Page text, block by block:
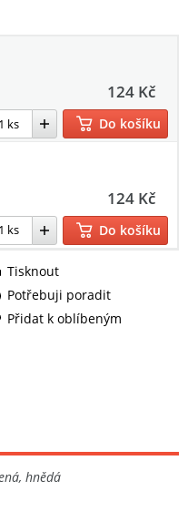
124 Kč
Do košíku
124 Kč
Do košíku
Potřebuji poradit
Tisknout
Přidat k oblíbeným
hnědá